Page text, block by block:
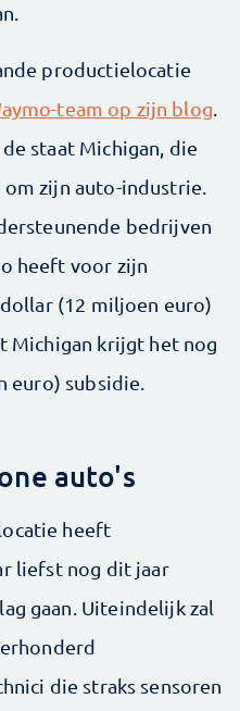
productielocatie
team op zijn blog.
staat Michigan, die
om zijn auto-industrie.
bedrijven
heeft voor zijn
(12 miljoen euro)
Michigan krijgt het nog
euro) subsidie.
auto's
heeft
liefst nog dit jaar
gaan. Uiteindelijk zal
die straks sensoren